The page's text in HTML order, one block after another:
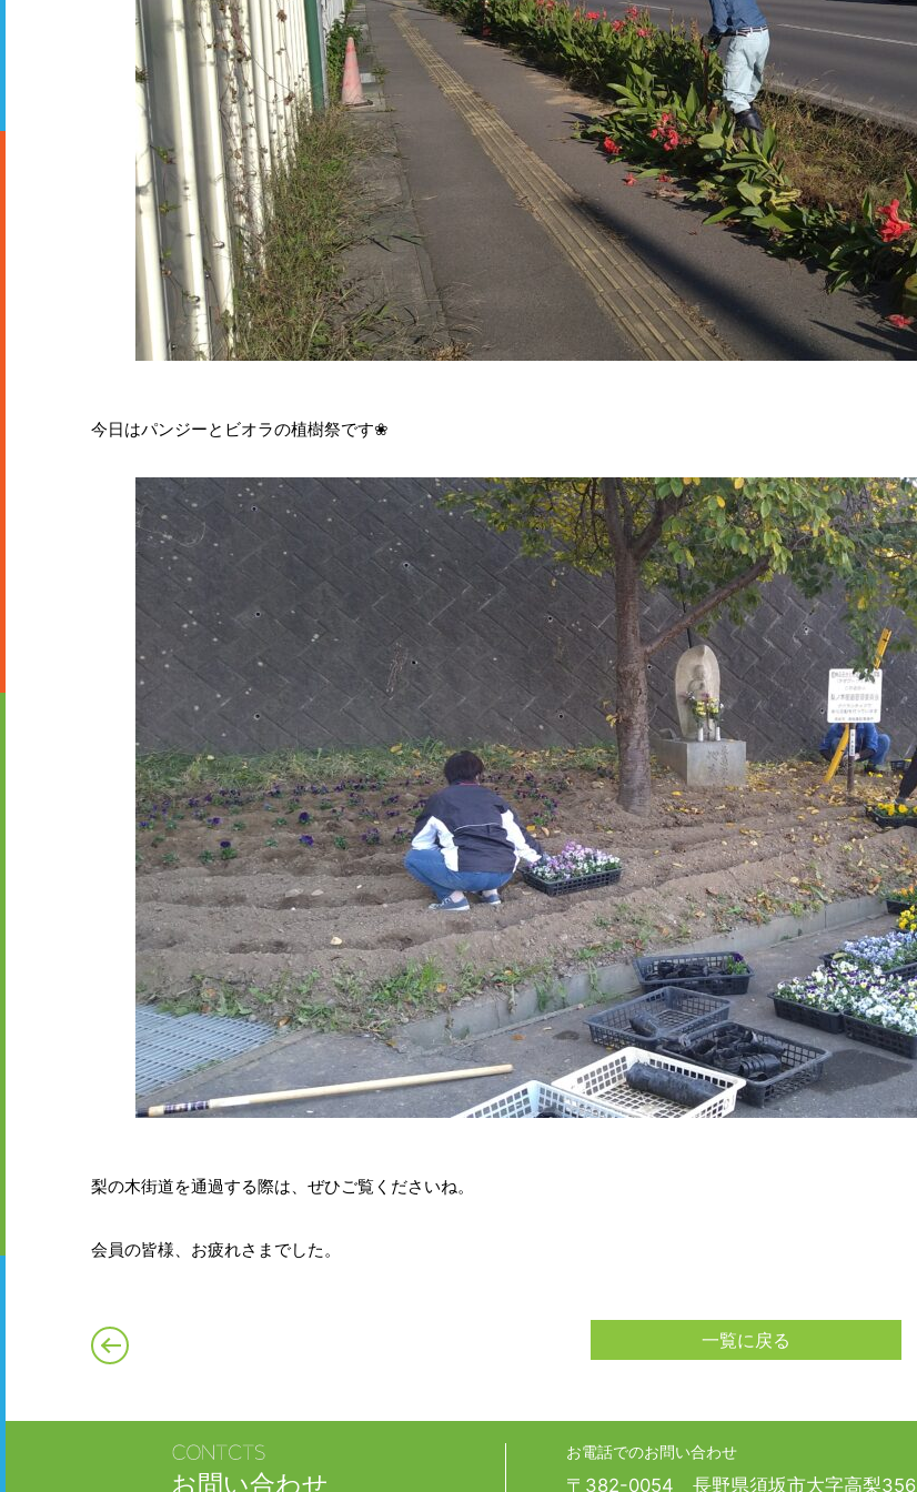
今日はパンジーとビオラの植樹祭です❀
梨の木街道を通過する際は、ぜひご覧くださいね。
会員の皆様、お疲れさまでした。
一覧に戻る
お問い合わせ
お電話でのお問い合わせ
〒382-0054 長野県須坂市大字高梨356